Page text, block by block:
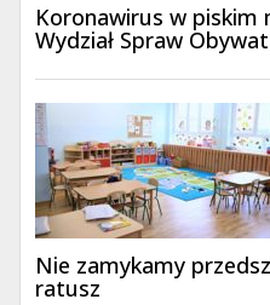
Koronawirus w piskim
Wydział Spraw
Nie zamykamy
ratusz